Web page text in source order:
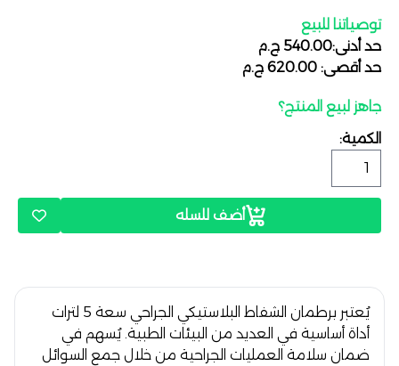
توصياتنا للبيع
حد أدنى:540.00 ج.م
حد أقصى: 620.00 ج.م
جاهز لبيع المنتج؟
الكمية:
أضف للسله
يُعتبر برطمان الشفاط البلاستيكي الجراحي سعة 5 لترات
أداة أساسية في العديد من البيئات الطبية. يُسهم في
ضمان سلامة العمليات الجراحية من خلال جمع السوائل